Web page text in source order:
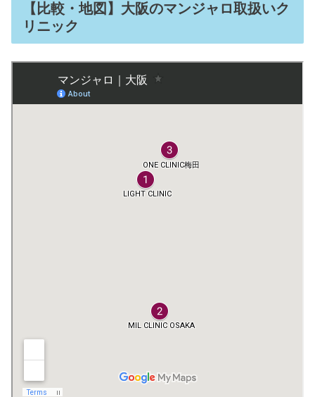
中学生女子の服はどこで買う？2023の
自分では買わないけどもらって嬉しい
もの｜500円のギフト8選
【比較・地図】大阪のマンジャロ取扱いク
リニック